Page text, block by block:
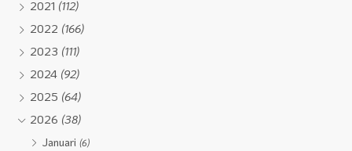
2021 (112)
2022 (166)
2023 (111)
2024 (92)
2025 (64)
2026 (38)
Januari(6)